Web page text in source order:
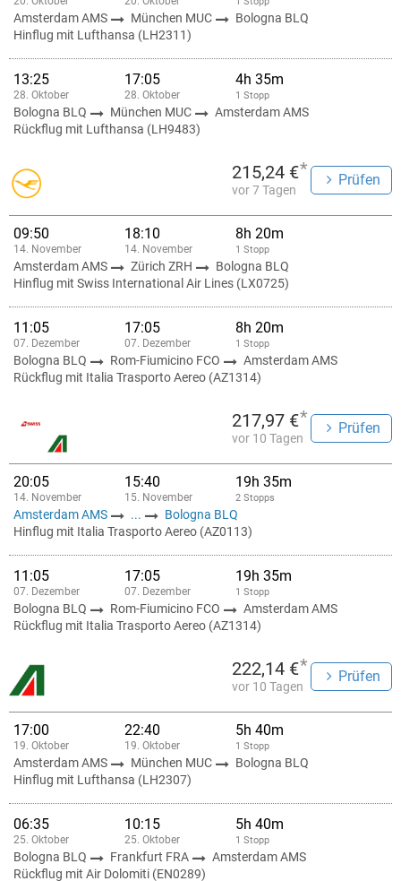
Amsterdam AMS München MUC
Bologna BLQ
Hinflug mit Lufthansa (LH2311)
13:25
28. Oktober
17:05
28. Oktober
4h 35m
1 Stopp
Bologna BLQ München MUC
Amsterdam AMS
Rückflug mit Lufthansa (LH9483)
215,24 €*
vor 7 Tagen
Prüfen
09:50
14. November
18:10
14. November
8h 20m
1 Stopp
Amsterdam AMS Zürich ZRH
Bologna BLQ
Hinflug mit Swiss International Air Lines (LX0725)
11:05
07. Dezember
17:05
07. Dezember
8h 20m
1 Stopp
Bologna BLQ Rom-Fiumicino FCO
Amsterdam AMS
Rückflug mit Italia Trasporto Aereo (AZ1314)
217,97 €*
vor 10 Tagen
Prüfen
20:05
14. November
15:40
15. November
19h 35m
2 Stopps
Amsterdam AMS ...
Bologna BLQ
Hinflug mit Italia Trasporto Aereo (AZ0113)
11:05
07. Dezember
17:05
07. Dezember
19h 35m
1 Stopp
Bologna BLQ Rom-Fiumicino FCO
Amsterdam AMS
Rückflug mit Italia Trasporto Aereo (AZ1314)
222,14 €*
vor 10 Tagen
Prüfen
17:00
19. Oktober
22:40
19. Oktober
5h 40m
1 Stopp
Amsterdam AMS München MUC
Bologna BLQ
Hinflug mit Lufthansa (LH2307)
06:35
25. Oktober
10:15
25. Oktober
5h 40m
1 Stopp
Bologna BLQ Frankfurt FRA
Amsterdam AMS
Rückflug mit Air Dolomiti (EN0289)